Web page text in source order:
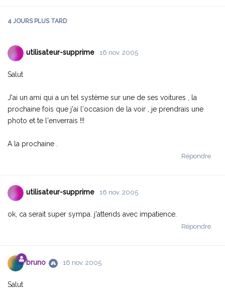
4 JOURSPLUS TARD
utilisateur-supprime 16 nov. 2005
Salut
J'ai un ami qui a un tel système sur une de ses voitures , la
prochaine fois que j'ai l'occasion de la voir , je prendrais une
photo et te l'enverrais !!!
A la prochaine .
Répondre
utilisateur-supprime 16 nov. 2005
ok, ca serait super sympa. j'attends avec impatience.
Répondre
bruno 16 nov. 2005
Salut